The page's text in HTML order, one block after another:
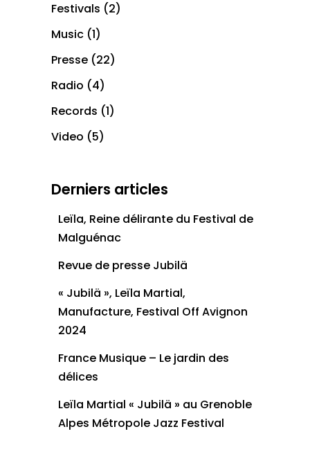
Festivals (2)
Music (1)
Presse (22)
Radio (4)
Records (1)
Video (5)
Derniers articles
Leïla, Reine délirante du Festival de
Malguénac
Revue de presse Jubilä
« Jubilä », Leïla Martial,
Manufacture, Festival Off Avignon
2024
France Musique – Le jardin des
délices
Leïla Martial « Jubilä » au Grenoble
Alpes Métropole Jazz Festival